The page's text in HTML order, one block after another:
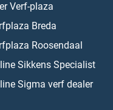
Verf-plaza
Breda
Roosendaal
Sikkens Specialist
Sigma verf dealer